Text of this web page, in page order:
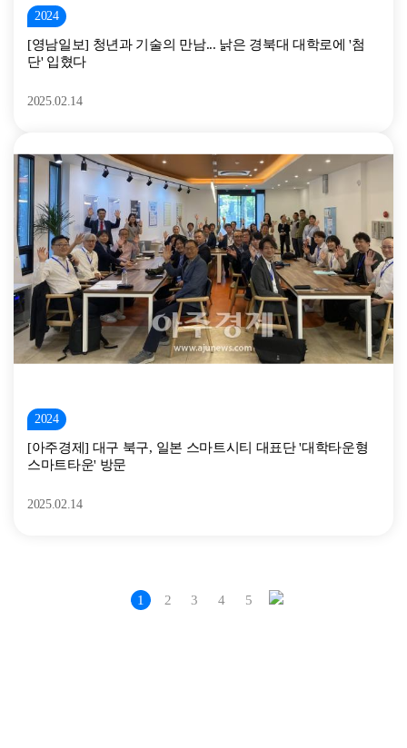
2024
[영남일보] 청년과 기술의 만남... 낡은 경북대 대학로에 '첨
단' 입혔다
2025.02.14
2024
[아주경제] 대구 북구, 일본 스마트시티 대표단 '대학타운형
스마트타운' 방문
2025.02.14
1 2 3 4 5